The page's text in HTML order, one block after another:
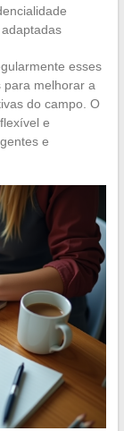
esses
para melhorar a
do campo. O
e
e